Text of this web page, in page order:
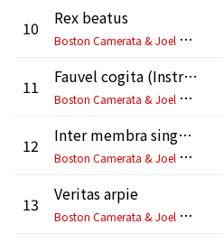
10
Rex beatus
B
oston Camerata & Joel Cohen
11
Fauvel cogita (Instrumental)
B
oston Camerata & Joel Cohen
12
Inter membra singular
B
oston Camerata & Joel Cohen
13
Veritas arpie
B
oston Camerata & Joel Cohen